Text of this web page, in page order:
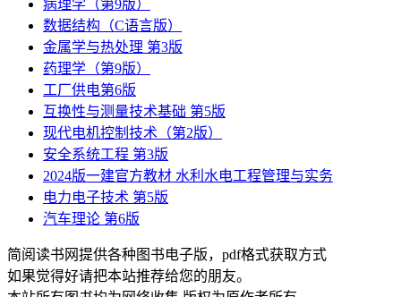
病理学（第9版）
数据结构（C语言版）
金属学与热处理 第3版
药理学（第9版）
工厂供电第6版
互换性与测量技术基础 第5版
现代电机控制技术（第2版）
安全系统工程 第3版
2024版一建官方教材 水利水电工程管理与实务
电力电子技术 第5版
汽车理论 第6版
简阅读书网提供各种图书电子版，pdf格式获取方式
如果觉得好请把本站推荐给您的朋友。